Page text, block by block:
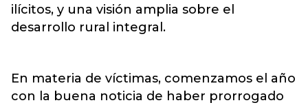
ilícitos, y una visión amplia sobre el
desarrollo rural integral.
En materia de víctimas, comenzamos el año
con la buena noticia de haber prorrogado